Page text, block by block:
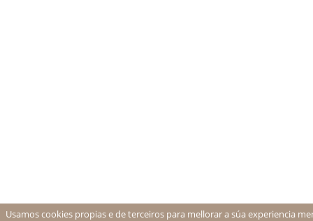
Usamos cookies propias e de terceiros para mellorar a súa experiencia